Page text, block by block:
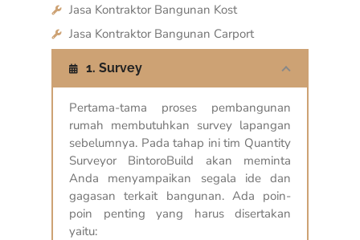
Jasa Kontraktor Bangunan Kost
Jasa Kontraktor Bangunan Carport
1. Survey
Pertama-tama proses pembangunan
rumah membutuhkan survey lapangan
sebelumnya. Pada tahap ini tim Quantity
Surveyor BintoroBuild akan meminta
Anda menyampaikan segala ide dan
gagasan terkait bangunan. Ada poin-
poin penting yang harus disertakan
yaitu: